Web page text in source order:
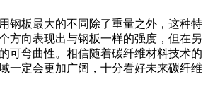
板最大的不同除了重量之外，这种特
方向表现出与钢板一样的强度，但在另
可弯曲性。相信随着碳纤维材料技术的
一定会更加广阔，十分看好未来碳纤维